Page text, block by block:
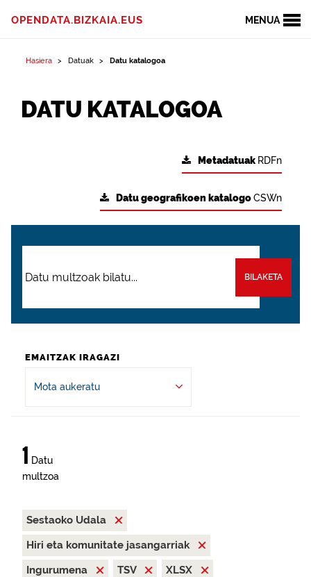
MENUA
OPENDATA.BIZKAIA.EUS
Hasiera Datuak Datu katalogoa
DATU KATALOGOA
Metadatuak RDFn
Datu geografikoen katalogoCSWn
BILAKETA
EMAITZAK IRAGAZI
Mota aukeratu
1 Datu
multzoa
Sestaoko Udala
Hiri eta komunitate jasangarriak
Ingurumena
TSV
XLSX